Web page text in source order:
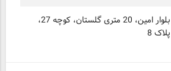
بلوار امین، 20 متری گلستان، کوچه 27،
پلاک 8